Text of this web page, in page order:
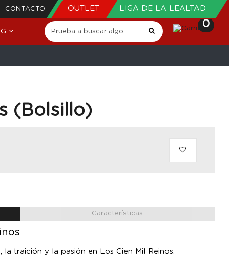
CONTACTO OUTLET LIGA DE LA LEALTAD
0
(Bolsillo)
Características
traición y la pasión en Los Cien Mil Reinos.